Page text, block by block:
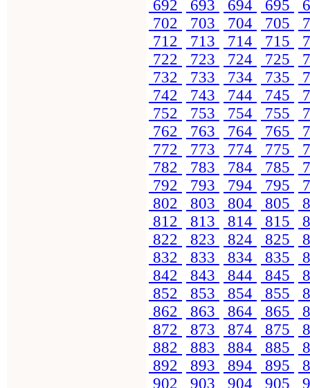
692
693 694 695
702
703 704 705
712
713 714 715
722
723 724 725
732
733 734 735
742
743 744 745
752
753 754 755
762
763 764 765
772
773 774 775
782
783 784 785
792
793 794 795
802
803 804 805
812
813 814 815
822
823 824 825
832
833 834 835
842
843 844 845
852
853 854 855
862
863 864 865
872
873 874 875
882
883 884 885
892
893 894 895
902
903 904 905